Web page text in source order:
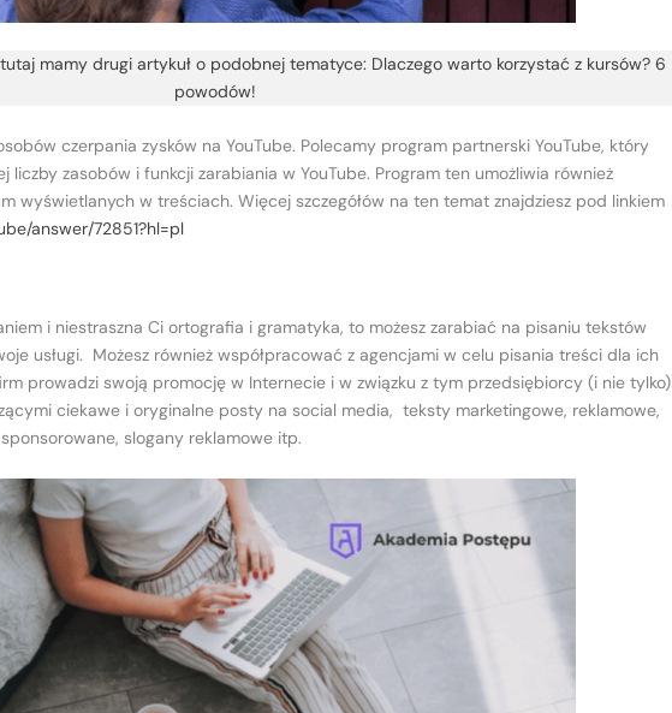
mamy drugi artykuł o podobnej tematyce: Dlaczego warto korzystać z kursów? 6
powodów!
czerpania zysków na YouTube. Polecamy program partnerski YouTube, który
zasobów i funkcji zarabiania w YouTube. Program ten umożliwia również
wyświetlanych w treściach. Więcej szczegółów na ten temat znajdziesz pod linkiem
answer/72851?hl=pl
i niestraszna Ci ortografia i gramatyka, to możesz zarabiać na pisaniu tekstów
usługi. Możesz również współpracować z agencjami w celu pisania treści dla ich
prowadzi swoją promocję w Internecie i w związku z tym przedsiębiorcy (i nie tylko)
ciekawe i oryginalne posty na social media, teksty marketingowe, reklamowe,
slogany reklamowe itp.